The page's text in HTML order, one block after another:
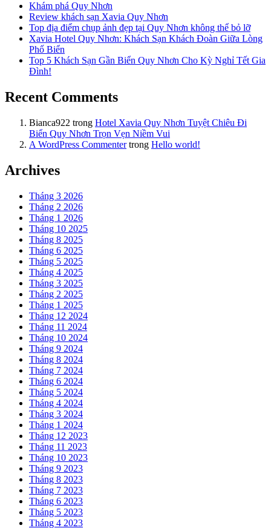
Khám phá Quy Nhơn
Review khách sạn Xavia Quy Nhơn
Top địa điểm chụp ảnh đẹp tại Quy Nhơn không thể bỏ lỡ
Xavia Hotel Quy Nhơn: Khách Sạn Khách Đoàn Giữa Lòng
Phố Biển
Top 5 Khách Sạn Gần Biển Quy Nhơn Cho Kỳ Nghỉ Tết Gia
Đình!
Recent Comments
Bianca922 trong Hotel Xavia Quy Nhơn Tuyệt Chiêu Đi
Biển Quy Nhơn Trọn Vẹn Niềm Vui
A WordPress Commentertrong Hello world!
Archives
Tháng 3 2026
Tháng 2 2026
Tháng 1 2026
Tháng 10 2025
Tháng 8 2025
Tháng 6 2025
Tháng 5 2025
Tháng 4 2025
Tháng 3 2025
Tháng 2 2025
Tháng 1 2025
Tháng 12 2024
Tháng 11 2024
Tháng 10 2024
Tháng 9 2024
Tháng 8 2024
Tháng 7 2024
Tháng 6 2024
Tháng 5 2024
Tháng 4 2024
Tháng 3 2024
Tháng 1 2024
Tháng 12 2023
Tháng 11 2023
Tháng 10 2023
Tháng 9 2023
Tháng 8 2023
Tháng 7 2023
Tháng 6 2023
Tháng 5 2023
Tháng 4 2023